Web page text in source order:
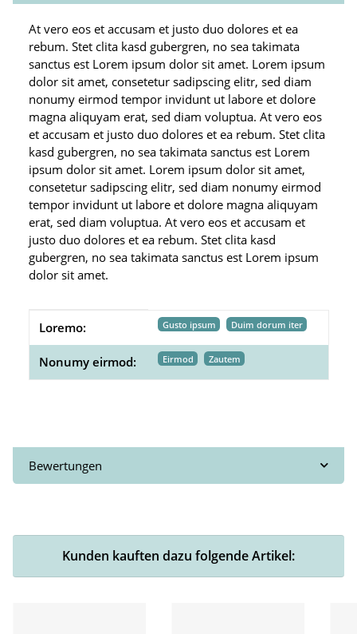
At vero eos et accusam et justo duo dolores et ea
rebum. Stet clita kasd gubergren, no sea takimata
sanctus est Lorem ipsum dolor sit amet. Lorem ipsum
dolor sit amet, consetetur sadipscing elitr, sed diam
nonumy eirmod tempor invidunt ut labore et dolore
magna aliquyam erat, sed diam voluptua. At vero eos
et accusam et justo duo dolores et ea rebum. Stet clita
kasd gubergren, no sea takimata sanctus est Lorem
ipsum dolor sit amet. Lorem ipsum dolor sit amet,
consetetur sadipscing elitr, sed diam nonumy eirmod
tempor invidunt ut labore et dolore magna aliquyam
erat, sed diam voluptua. At vero eos et accusam et
justo duo dolores et ea rebum. Stet clita kasd
gubergren, no sea takimata sanctus est Lorem ipsum
dolor sit amet.
Produkteigenschaft
Wert
Loremo: Gusto ipsum Duim dorum iter
Nonumy eirmod: Eirmod Zautem
Bewertungen
Kunden kauften dazu folgende Artikel: